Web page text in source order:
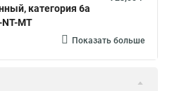
категория 6a
MT
Показать больше